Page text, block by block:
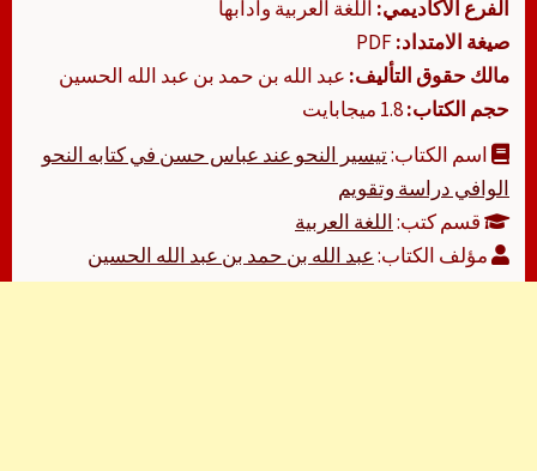
الفرع الأكاديمي: اللغة العربية وآدابها
صيغة الامتداد:
مالك حقوق التأليف: عبد الله بن حمد بن عبد الله الحسين
حجم الكتاب:
اسم الكتاب:تيسير النحو عند عباس حسن في كتابه النحو
الوافي دراسة وتقويم
قسم كتب:اللغة العربية
مؤلف الكتاب:عبد الله بن حمد بن عبد الله الحسين